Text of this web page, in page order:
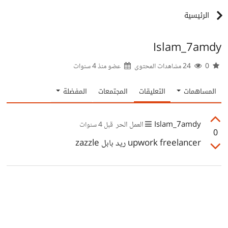
الرئيسية
Islam_7amdy
عضو منذ4 سنوات
المساهمات التعليقات المجتمعات المفضلة
0
Islam_7amdy العمل الحر قبل 4 سنوات
upwork freelancer ريد بابل zazzle